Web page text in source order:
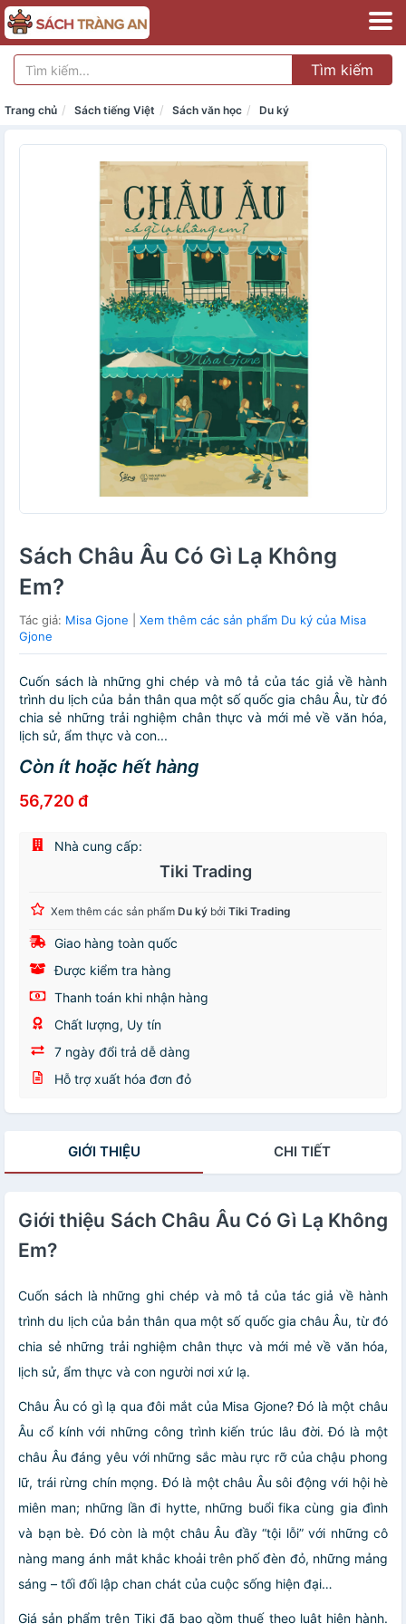
Tìm kiếm
Trang chủ Sách tiếng Việt Sách văn học Du ký
Sách Châu Âu Có Gì Lạ Không
Em?
Tác giả: Misa Gjone
Xem thêm các sản phẩm Du ký của Misa
Gjone
Cuốn sách là những ghi chép và mô tả của tác giả về hành
trình du lịch của bản thân qua một số quốc gia châu Âu, từ đó
chia sẻ những trải nghiệm chân thực và mới mẻ về văn hóa,
lịch sử, ẩm thực và con...
Còn ít hoặc hết hàng
56,720 đ
Nhà cung cấp:
Tiki Trading
Xem thêm các sản phẩm Du ký bởi Tiki Trading
Giao hàng toàn quốc
Được kiểm tra hàng
Thanh toán khi nhận hàng
Chất lượng, Uy tín
7 ngày đổi trả dễ dàng
Hỗ trợ xuất hóa đơn đỏ
GIỚI THIỆU CHI TIẾT
Giới thiệu Sách Châu Âu Có Gì Lạ Không
Em?
Cuốn sách là những ghi chép và mô tả của tác giả về hành
trình du lịch của bản thân qua một số quốc gia châu Âu, từ đó
chia sẻ những trải nghiệm chân thực và mới mẻ về văn hóa,
lịch sử, ẩm thực và con người nơi xứ lạ.
Châu Âu có gì lạ qua đôi mắt của Misa Gjone? Đó là một châu
Âu cổ kính với những công trình kiến trúc lâu đời. Đó là một
châu Âu đáng yêu với những sắc màu rực rỡ của chậu phong
lữ, trái rừng chín mọng. Đó là một châu Âu sôi động với hội hè
miên man; những lần đi hytte, những buổi fika cùng gia đình
và bạn bè. Đó còn là một châu Âu đầy “tội lỗi” với những cô
nàng mang ánh mắt khắc khoải trên phố đèn đỏ, những mảng
sáng – tối đối lập chan chát của cuộc sống hiện đại…
Giá sản phẩm trên Tiki đã bao gồm thuế theo luật hiện hành.